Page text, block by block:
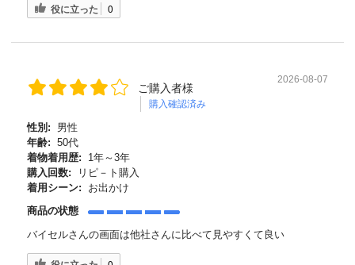
役に立った 0
ご購入者様
購入確認済み
2026-08-07
性別:
男性
年齢: 50代
着物着用歴:
1年～3年
購入回数:
リピ－ト購入
着用シーン:
お出かけ
商品の状態
バイセルさんの画面は他社さんに比べて見やすくて良い